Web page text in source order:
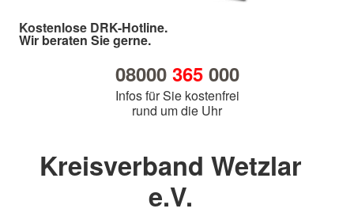
Kostenlose DRK-Hotline.
Wir beraten Sie gerne.
08000 365000
Infos für Sie kostenfrei
rund um die Uhr
Kreisverband Wetzlar
e.V.